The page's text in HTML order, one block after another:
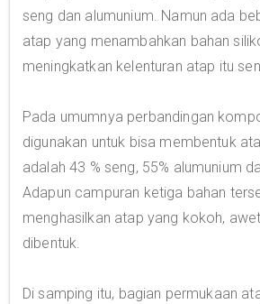
seng dan alumunium. Namun ada
atap yang menambahkan bahan
meningkatkan kelenturan atap itu
Pada umumnya perbandingan
digunakan untuk bisa membentuk
adalah 43 % seng, 55% alumunium
Adapun campuran ketiga bahan
menghasilkan atap yang kokoh,
dibentuk.
Di samping itu, bagian permukaan